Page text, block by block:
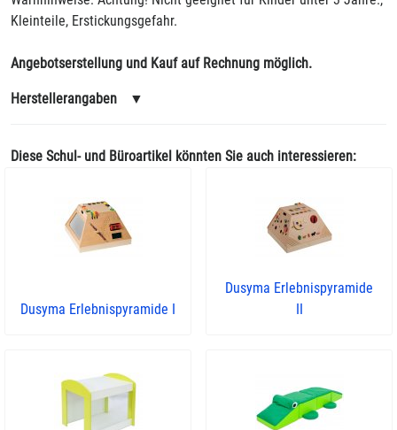
Kleinteile, Erstickungsgefahr.
Angebotserstellung und Kauf auf Rechnung möglich.
Herstellerangaben ▼
Diese Schul- und Büroartikel könnten Sie auch interessieren:
Dusyma Erlebnispyramide I
Dusyma Erlebnispyramide
II